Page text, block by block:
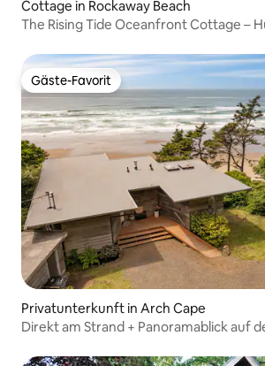
Cottage in Rockaway Beach
The Rising Tide Oceanfront Cottage –
Gäste-Favorit
Gäste-Favorit
Privatunterkunft in Arch Cape
Direkt am Strand + Panoramablick auf